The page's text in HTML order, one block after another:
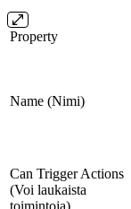
Property
Name (Nimi)
Can Trigger Actions
(Voi laukaista
toimintoja)